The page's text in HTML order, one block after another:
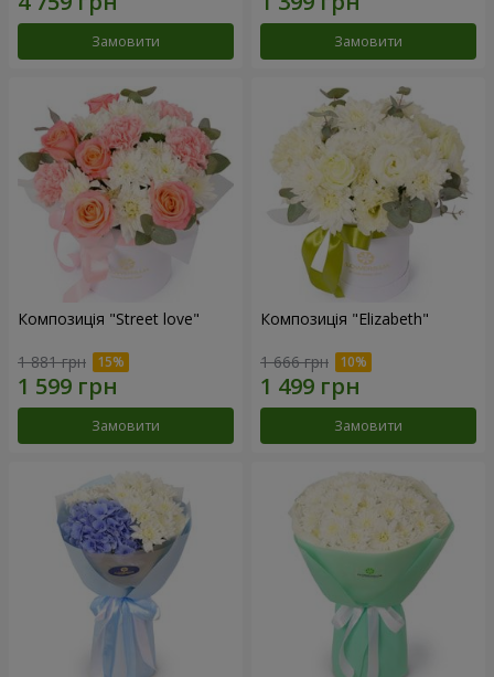
Замовити Замовити
Композиція "Street love"
1 881 грн
Замовити
Композиція "Elizabeth"
1 666 грн
Замовити